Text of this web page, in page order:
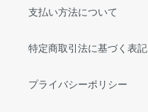
支払い方法について
特定商取引法に基づく表記
プライバシーポリシー